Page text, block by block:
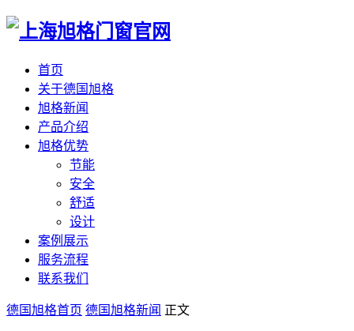
首页
关于德国旭格
旭格新闻
产品介绍
旭格优势
节能
安全
舒适
设计
案例展示
服务流程
联系我们
德国旭格首页 德国旭格新闻 正文